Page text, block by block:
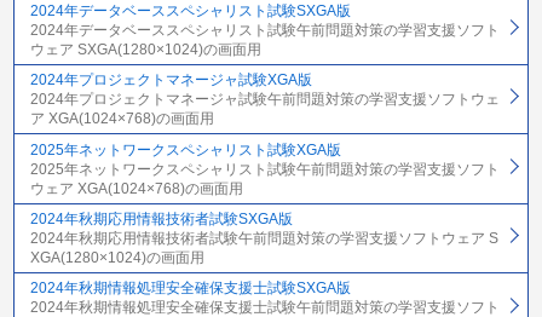
2024年データベーススペシャリスト試験SXGA版
2024年データベーススペシャリスト試験午前問題対策の学習支援ソフト
ウェア SXGA(1280×1024)の画面用
2024年プロジェクトマネージャ試験XGA版
2024年プロジェクトマネージャ試験午前問題対策の学習支援ソフトウェ
ア XGA(1024×768)の画面用
2025年ネットワークスペシャリスト試験XGA版
2025年ネットワークスペシャリスト試験午前問題対策の学習支援ソフト
ウェア XGA(1024×768)の画面用
2024年秋期応用情報技術者試験SXGA版
2024年秋期応用情報技術者試験午前問題対策の学習支援ソフトウェア S
XGA(1280×1024)の画面用
2024年秋期情報処理安全確保支援士試験SXGA版
2024年秋期情報処理安全確保支援士試験午前問題対策の学習支援ソフト